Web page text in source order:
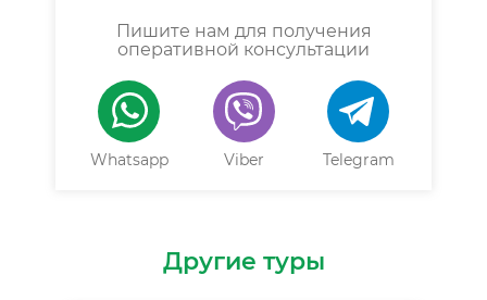
Пишите нам для получения
оперативной консультации
Whatsapp Viber Telegram
Другие туры